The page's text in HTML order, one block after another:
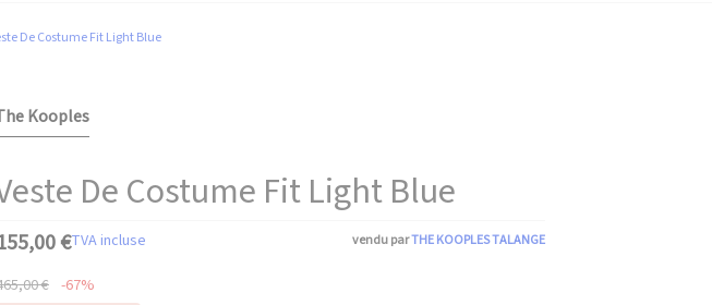
De Costume Fit Light Blue
Kooples
De Costume Fit Light Blue
vendu parTHE KOOPLES TALANGE
€TVA incluse
€ -67%